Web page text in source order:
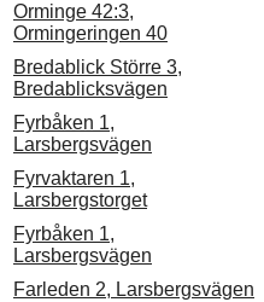
Orminge 42:3,
Ormingeringen 40
Bredablick Större 3,
Bredablicksvägen
Fyrbåken 1,
Larsbergsvägen
Fyrvaktaren 1,
Larsbergstorget
Fyrbåken 1,
Larsbergsvägen
Farleden 2, Larsbergsvägen